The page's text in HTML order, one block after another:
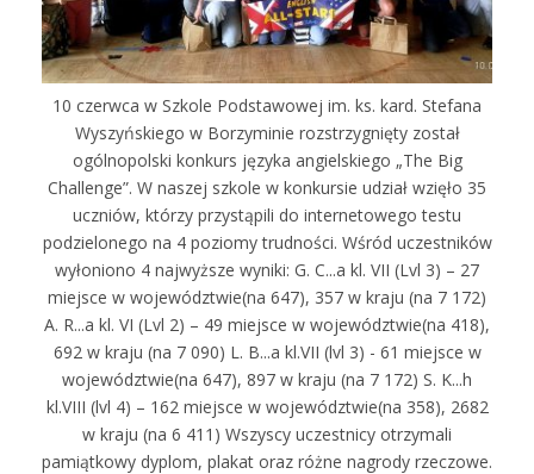
10 czerwca w Szkole Podstawowej im. ks. kard. Stefana
Wyszyńskiego w Borzyminie rozstrzygnięty został
ogólnopolski konkurs języka angielskiego „The Big
Challenge”. W naszej szkole w konkursie udział wzięło 35
uczniów, którzy przystąpili do internetowego testu
podzielonego na 4 poziomy trudności. Wśród uczestników
wyłoniono 4 najwyższe wyniki: G. C...a kl. VII (Lvl 3) – 27
miejsce w województwie(na 647), 357 w kraju (na 7 172)
A. R...a kl. VI (Lvl 2) – 49 miejsce w województwie(na 418),
692 w kraju (na 7 090) L. B...a kl.VII (lvl 3) - 61 miejsce w
województwie(na 647), 897 w kraju (na 7 172) S. K...h
kl.VIII (lvl 4) – 162 miejsce w województwie(na 358), 2682
w kraju (na 6 411) Wszyscy uczestnicy otrzymali
pamiątkowy dyplom, plakat oraz różne nagrody rzeczowe.